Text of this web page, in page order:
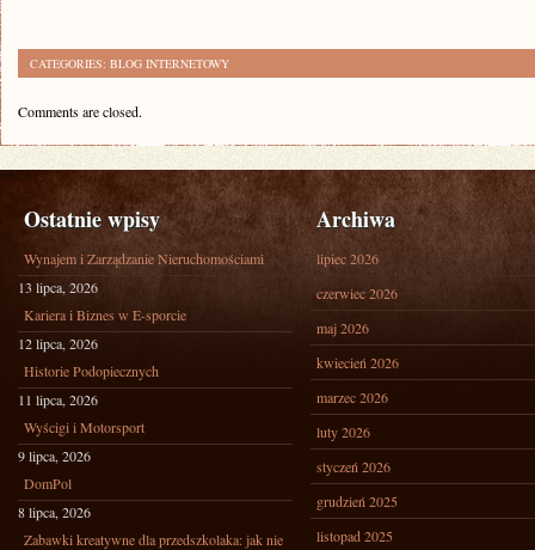
CATEGORIES: BLOG INTERNETOWY
Comments are closed.
Ostatnie wpisy
Wynajem i Zarządzanie Nieruchomościami
13 lipca, 2026
Kariera i Biznes w E-sporcie
12 lipca, 2026
Historie Podopiecznych
11 lipca, 2026
Wyścigi i Motorsport
9 lipca, 2026
DomPol
8 lipca, 2026
Zabawki kreatywne dla przedszkolaka: jak nie
Archiwa
lipiec 2026
czerwiec 2026
maj 2026
kwiecień 2026
marzec 2026
luty 2026
styczeń 2026
grudzień 2025
listopad 2025